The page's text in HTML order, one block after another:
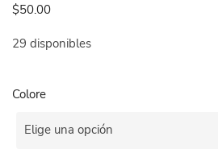
$50.00
29 disponibles
Colore